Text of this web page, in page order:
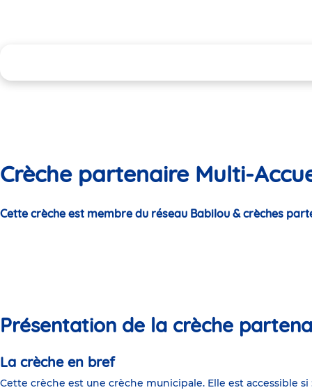
Crèche partenaire Multi-
Cette crèche est membre du réseau Babilou & crèches
Présentation de la crèche
La crèche en bref
Cette crèche est une crèche municipale. Elle est accessible si